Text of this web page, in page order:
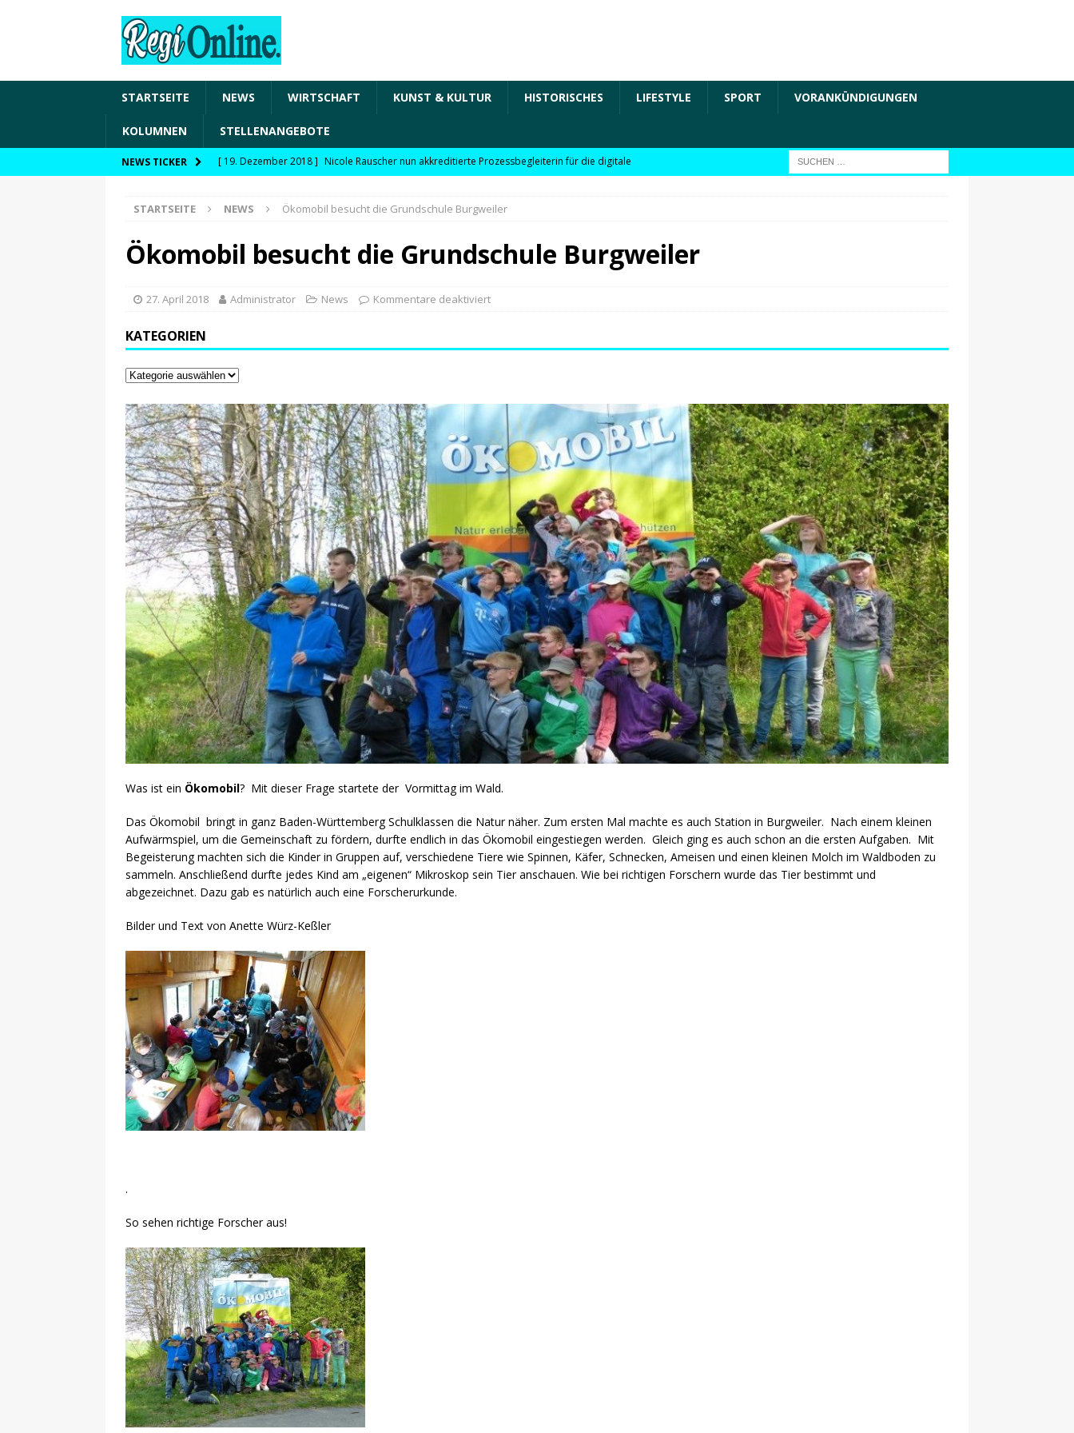
STARTSEITE NEWS WIRTSCHAFT KUNST & KULTUR HISTORISCHES LIFESTYLE SPORT VORANKÜNDIGUNGEN
KOLUMNEN STELLENANGEBOTE
NEWS TICKER [ 19. Dezember 2018 ] Nicole Rauscher nun akkreditierte Prozessbegleiterin für die digitale
WIRTSCHAFT
[ 19. Dezember 2018 ]
Nicole Rauscher nun akkreditierte Beraterin zu Themen wie
Fachkräftesicherung, moderne Personalpolitik, familienfreundliches Unternehmen und weitere
förderfähige Handlungsfelder für KMU
WIRTSCHAFT
[ 30. Dezember 2020 ] FDP will digitale Lösungen für den Einzelhandel Lindauer Zeitung –
29.12.2020
[ 24. Dezember 2020 ] Selbständigen und freien Mitarbeitern mehr Raum geben wegen Corona
WIRTSCHAFT
[ 17. März 2020 ] Nützliche Informationen für Unternehmen die von der Corona-Krise betroffen
sind!
WIRTSCHAFT
[ 17. März 2020 ] Wichtige Informationen über das von der Bundesregierung veröffentlichte
Schutzschild für Beschäftigte und Unternehmen
WIRTSCHAFT
[ 18. Dezember 2019 ] Der Mitarbeiter*in als Kraft für neue Konzepte und Innovationen
WIRTSCHAFT
STARTSEITE NEWS Ökomobil besucht die Grundschule Burgweiler
Ökomobil besucht die Grundschule Burgweiler
27. April 2018 Administrator News Kommentare deaktiviert
KATEGORIEN
Was ist ein Ökomobil? Mit dieser Frage startete der Vormittag im Wald.
Das Ökomobil bringt in ganz Baden-Württemberg Schulklassen die Natur näher. Zum ersten Mal machte es auch Station in Burgweiler. Nach einem kleinen
Aufwärmspiel, um die Gemeinschaft zu fördern, durfte endlich in das Ökomobil eingestiegen werden. Gleich ging es auch schon an die ersten Aufgaben. Mit
Begeisterung machten sich die Kinder in Gruppen auf, verschiedene Tiere wie Spinnen, Käfer, Schnecken, Ameisen und einen kleinen Molch im Waldboden zu
sammeln. Anschließend durfte jedes Kind am „eigenen“ Mikroskop sein Tier anschauen. Wie bei richtigen Forschern wurde das Tier bestimmt und
abgezeichnet. Dazu gab es natürlich auch eine Forscherurkunde.
Bilder und Text von Anette Würz-Keßler
.
So sehen richtige Forscher aus!